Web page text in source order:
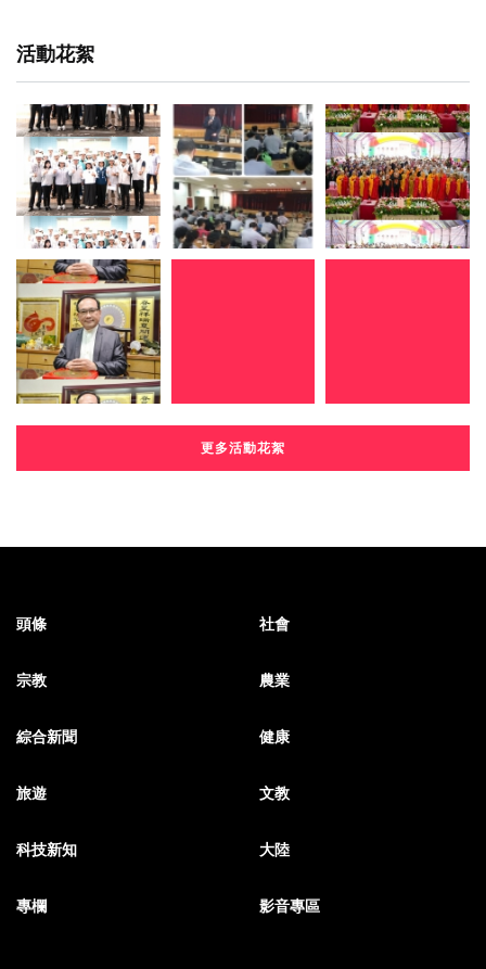
活動花絮
更多活動花絮
頭條 社會
宗教 農業
綜合新聞 健康
旅遊 文教
科技新知 大陸
專欄 影音專區